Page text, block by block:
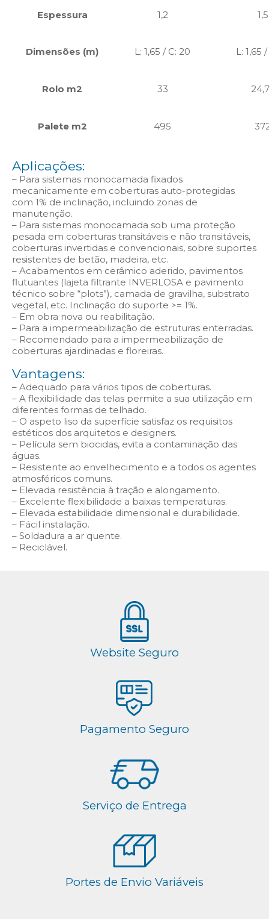
Espessura 1,2 1,5
Dimensões (m) L: 1,65 / C: 20 L: 1,65
Rolo m2 33
Palete m2 495
Aplicações:
– Para sistemas monocamada fixados
mecanicamente em coberturas auto-protegidas
com 1% de inclinação, incluindo zonas de
manutenção.
– Para sistemas monocamada sob uma proteção
pesada em coberturas transitáveis e não transitáveis,
coberturas invertidas e convencionais, sobre suportes
resistentes de betão, madeira, etc.
– Acabamentos em cerâmico aderido, pavimentos
flutuantes (lajeta filtrante INVERLOSA e pavimento
técnico sobre “plots”), camada de gravilha, substrato
vegetal, etc. Inclinação do suporte >= 1%.
– Em obra nova ou reabilitação.
– Para a impermeabilização de estruturas enterradas.
– Recomendado para a impermeabilização de
coberturas ajardinadas e floreiras.
Vantagens:
– Adequado para vários tipos de coberturas.
– A flexibilidade das telas permite a sua utilização em
diferentes formas de telhado.
– O aspeto liso da superfície satisfaz os requisitos
estéticos dos arquitetos e designers.
– Película sem biocidas, evita a contaminação das
águas.
– Resistente ao envelhecimento e a todos os agentes
atmosféricos comuns.
– Elevada resistência à tração e alongamento.
– Excelente flexibilidade a baixas temperaturas.
– Elevada estabilidade dimensional e durabilidade.
– Fácil instalação.
– Soldadura a ar quente.
– Reciclável.
Website Seguro
Pagamento Seguro
Serviço de Entrega
Portes de Envio Variáveis